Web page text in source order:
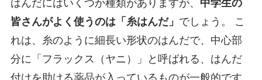
はんだにはいくつか種類がありますが、 中学生の
皆さんがよく使うのは「糸はんだ」 でしょう。 こ
れは、糸のように細長い形状のはんだで、中心部
分に「フラックス（ヤニ）」と呼ばれる、はんだ
付けを助ける薬品が入っているものが一般的です